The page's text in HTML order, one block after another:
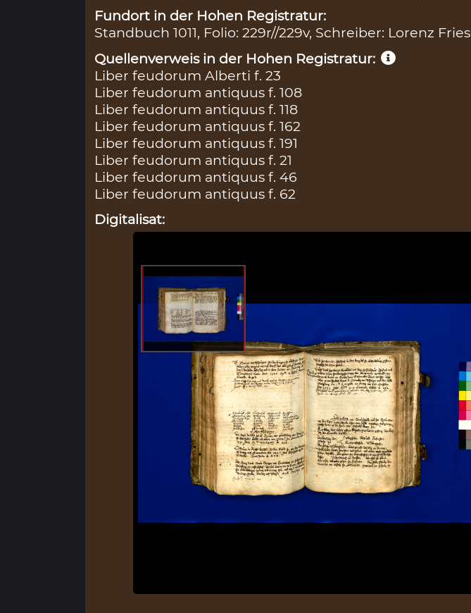
Fundort in der Hohen Registratur:
Standbuch 1011, Folio: 229r//229v, Schreiber: Lorenz Fries
Quellenverweis in der Hohen Registratur:
Liber feudorum Alberti f. 23
Liber feudorum antiquus f. 108
Liber feudorum antiquus f. 118
Liber feudorum antiquus f. 162
Liber feudorum antiquus f. 191
Liber feudorum antiquus f. 21
Liber feudorum antiquus f. 46
Liber feudorum antiquus f. 62
Digitalisat: